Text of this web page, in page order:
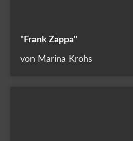
"Frank Zappa"
von Marina Krohs